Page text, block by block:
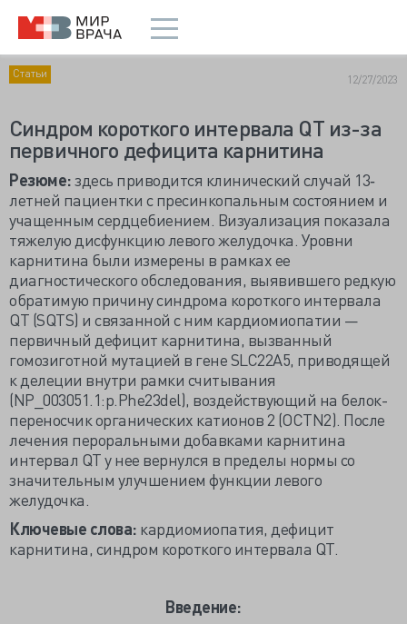
Статьи 12/27/2023
Синдром короткого интервала QT из-за
первичного дефицита карнитина
Резюме:здесь приводится клинический случай 13‐
летней пациентки с пресинкопальным состоянием и
учащенным сердцебиением. Визуализация показала
тяжелую дисфункцию левого желудочка. Уровни
карнитина были измерены в рамках ее
диагностического обследования, выявившего редкую
обратимую причину синдрома короткого интервала
QT (SQTS) и связанной с ним кардиомиопатии —
первичный дефицит карнитина, вызванный
гомозиготной мутацией в гене SLC22A5, приводящей
к делеции внутри рамки считывания
(NP_003051.1:p.Phe23del), воздействующий на белок-
переносчик органических катионов 2 (OCTN2). После
лечения пероральными добавками карнитина
интервал QT у нее вернулся в пределы нормы со
значительным улучшением функции левого
желудочка.
Ключевые слова: кардиомиопатия, дефицит
карнитина, синдром короткого интервала QT.
Введение: